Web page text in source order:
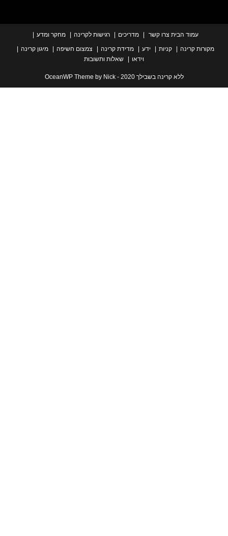
עמוד הבית צרו קשר מדריכים רגישות לקרינה
מחקר ומדע
קרינה
קניות ידע מדידת קרינה צמצום חשיפה
מיגון קרינה
שאלות ותשובות
ללא קרינה בשבילך 2020 - OceanWP Theme by Nick